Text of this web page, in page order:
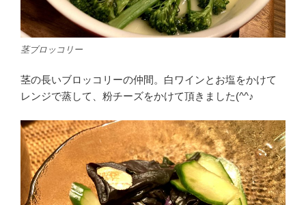
茎ブロッコリー
茎の長いブロッコリーの仲間。白ワインとお塩をかけて
レンジで蒸して、粉チーズをかけて頂きました(^^♪